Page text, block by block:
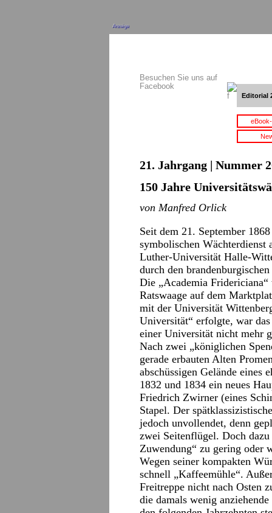
Anzeige
Besuchen Sie uns auf
Facebook
Editorial
21. Jahrgang | Nummer
150 Jahre
von Manfred Orlick
Seit dem 21. September
symbolischen Wächterdienst
Luther-Universität Halle-
durch den
Die „Academia Fridericiana“
Ratswaage auf dem
mit der Universität
Universität“ erfolgte, war
einer Universität nicht mehr
Nach zwei „königlichen
gerade erbauten Alten
abschüssigen Gelände eines
1832 und 1834 ein neues
Friedrich Zwirner (eines
Stapel. Der
jedoch unvollendet, denn
zwei Seitenflügel. Doch
Zuwendung“ zu gering oder
Wegen seiner kompakten
schnell „Kaffeemühle“.
Freitreppe nicht nach Osten
die damals wenig